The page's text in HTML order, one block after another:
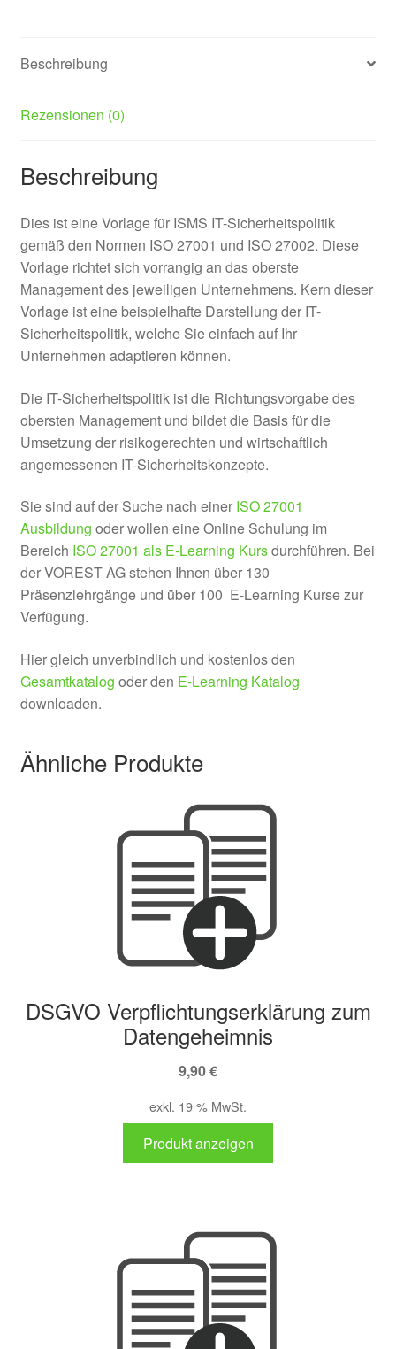
Menge
Beschreibung
Rezensionen (0)
Beschreibung
Dies ist eine Vorlage für ISMS IT-Sicherheitspolitik
gemäß den Normen ISO 27001 und ISO 27002. Diese
Vorlage richtet sich vorrangig an das oberste
Management des jeweiligen Unternehmens. Kern dieser
Vorlage ist eine beispielhafte Darstellung der IT-
Sicherheitspolitik, welche Sie einfach auf Ihr
Unternehmen adaptieren können.
Die IT-Sicherheitspolitik ist die Richtungsvorgabe des
obersten Management und bildet die Basis für die
Umsetzung der risikogerechten und wirtschaftlich
angemessenen IT-Sicherheitskonzepte.
Sie sind auf der Suche nach einer ISO 27001
Ausbildung oder wollen eine Online Schulung im
Bereich ISO 27001 als E-Learning Kursdurchführen. Bei
der VOREST AG stehen Ihnen über 130
Präsenzlehrgänge und über 100 E-Learning Kurse zur
Verfügung.
Hier gleich unverbindlich und kostenlos den
Gesamtkatalog oder den E-Learning Katalog
downloaden.
Ähnliche Produkte
DSGVO Verpflichtungserklärung zum
Datengeheimnis
9,90€
exkl. 19 % MwSt.
Produkt anzeigen